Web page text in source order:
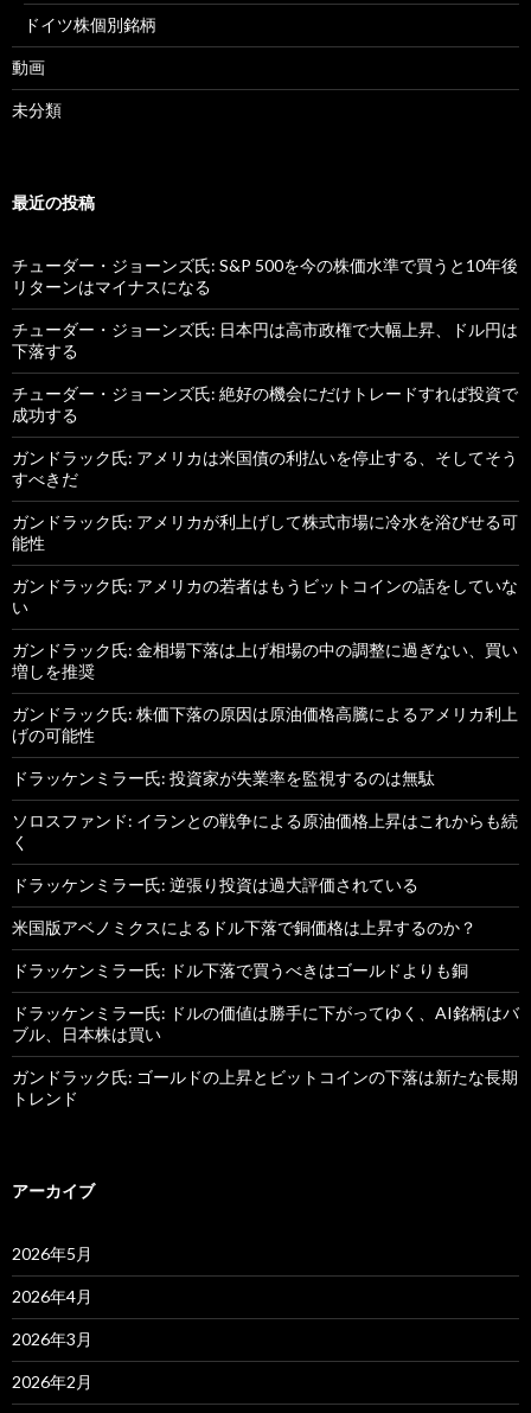
ドイツ株個別銘柄
動画
未分類
最近の投稿
チューダー・ジョーンズ氏: S&P 500を今の株価水準で買うと10年後
リターンはマイナスになる
チューダー・ジョーンズ氏: 日本円は高市政権で大幅上昇、ドル円は
下落する
チューダー・ジョーンズ氏: 絶好の機会にだけトレードすれば投資で
成功する
ガンドラック氏: アメリカは米国債の利払いを停止する、そしてそう
すべきだ
ガンドラック氏: アメリカが利上げして株式市場に冷水を浴びせる可
能性
ガンドラック氏: アメリカの若者はもうビットコインの話をしていな
い
ガンドラック氏: 金相場下落は上げ相場の中の調整に過ぎない、買い
増しを推奨
ガンドラック氏: 株価下落の原因は原油価格高騰によるアメリカ利上
げの可能性
ドラッケンミラー氏: 投資家が失業率を監視するのは無駄
ソロスファンド: イランとの戦争による原油価格上昇はこれからも続
く
ドラッケンミラー氏: 逆張り投資は過大評価されている
米国版アベノミクスによるドル下落で銅価格は上昇するのか？
ドラッケンミラー氏: ドル下落で買うべきはゴールドよりも銅
ドラッケンミラー氏: ドルの価値は勝手に下がってゆく、AI銘柄はバ
ブル、日本株は買い
ガンドラック氏: ゴールドの上昇とビットコインの下落は新たな長期
トレンド
アーカイブ
2026年5月
2026年4月
2026年3月
2026年2月